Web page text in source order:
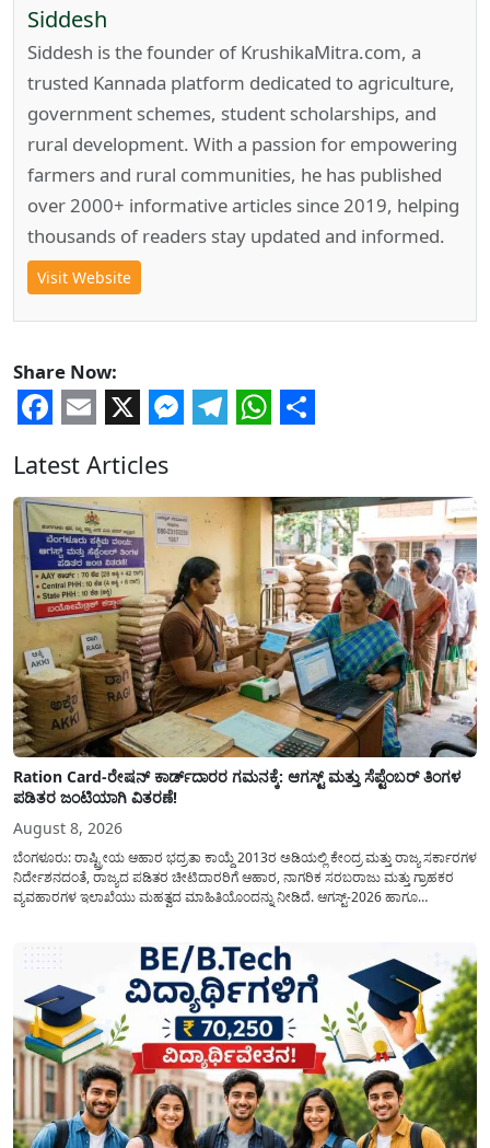
Siddesh
Siddesh is the founder of KrushikaMitra.com, a
trusted Kannada platform dedicated to agriculture,
government schemes, student scholarships, and
rural development. With a passion for empowering
farmers and rural communities, he has published
over 2000+ informative articles since 2019, helping
thousands of readers stay updated and informed.
Visit Website
Share Now:
Latest Articles
Ration Card-ರೇಷನ್ ಕಾರ್ಡ್‍ದಾರರ ಗಮನಕ್ಕೆ: ಆಗಸ್ಟ್ ಮತ್ತು ಸೆಪ್ಟೆಂಬರ್ ತಿಂಗಳ
ಪಡಿತರ ಜಂಟಿಯಾಗಿ ವಿತರಣೆ!
August 8, 2026
ಬೆಂಗಳೂರು: ರಾಷ್ಟ್ರೀಯ ಆಹಾರ ಭದ್ರತಾ ಕಾಯ್ದೆ 2013ರ ಅಡಿಯಲ್ಲಿ ಕೇಂದ್ರ ಮತ್ತು ರಾಜ್ಯ ಸರ್ಕಾರಗಳ
ನಿರ್ದೇಶನದಂತೆ, ರಾಜ್ಯದ ಪಡಿತರ ಚೀಟಿದಾರರಿಗೆ ಆಹಾರ, ನಾಗರಿಕ ಸರಬರಾಜು ಮತ್ತು ಗ್ರಾಹಕರ
ವ್ಯವಹಾರಗಳ ಇಲಾಖೆಯು ಮಹತ್ವದ ಮಾಹಿತಿಯೊಂದನ್ನು ನೀಡಿದೆ. ಆಗಸ್ಟ್-2026 ಹಾಗೂ